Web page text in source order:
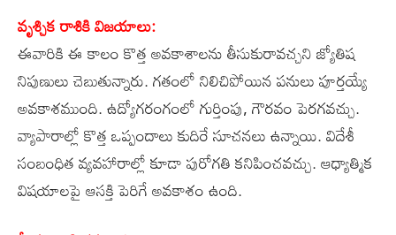
వృశ్చిక రాశికి విజయాలు:
ఈవారికి ఈ కాలం కొత్త అవకాశాలను తీసుకురావచ్చని జ్యోతిష
నిపుణులు చెబుతున్నారు. గతంలో నిలిచిపోయిన పనులు పూర్తయ్యే
అవకాశముంది. ఉద్యోగరంగంలో గుర్తింపు, గౌరవం పెరగవచ్చు.
వ్యాపారాల్లో కొత్త ఒప్పందాలు కుదిరే సూచనలు ఉన్నాయి. విదేశీ
సంబంధిత వ్యవహారాల్లో కూడా పురోగతి కనిపించవచ్చు. ఆధ్యాత్మిక
విషయాలపై ఆసక్తి పెరిగే అవకాశం ఉంది.